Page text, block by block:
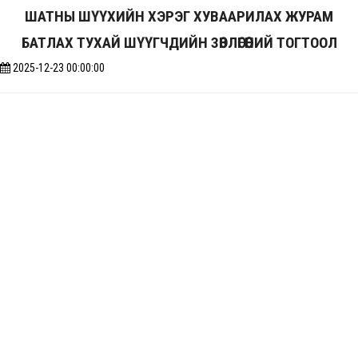
ШАТНЫ ШҮҮХИЙН ХЭРЭГ ХУВААРИЛАХ ЖУРАМ
БАТЛАХ ТУХАЙ ШҮҮГЧДИЙН ЗӨВЛӨГӨӨНИЙ ТОГТООЛ
2025-12-23 00:00:00